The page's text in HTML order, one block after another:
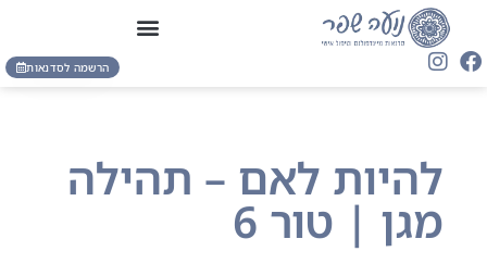
הרשמה לסדנאות
להיות לאם – תהילה
מגן | טור 6